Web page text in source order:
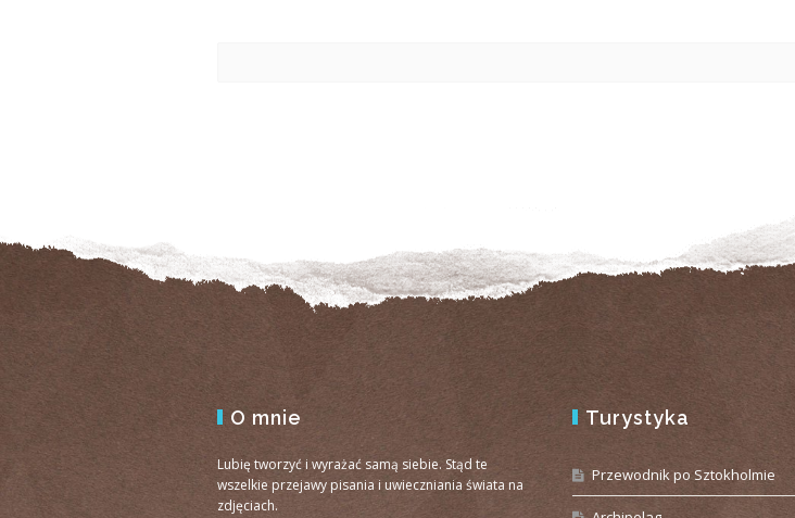
O mnie
Lubię tworzyć i wyrażać samą siebie. Stąd te
wszelkie przejawy pisania i uwieczniania świata na
zdjęciach.
Turystyka
Przewodnik po Sztokholmie